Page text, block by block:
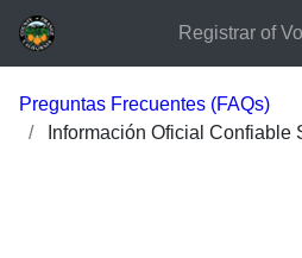
Registrar of
Preguntas Frecuentes (FAQs)
Información Oficial Confiable